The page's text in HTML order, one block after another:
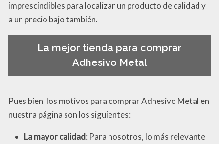
imprescindibles para localizar un producto de calidad y
a un precio bajo también.
La mejor tienda para comprar
Adhesivo Metal
Pues bien, los motivos para comprar Adhesivo Metal en
nuestra página son los siguientes:
La mayor calidad: Para nosotros, lo más relevante